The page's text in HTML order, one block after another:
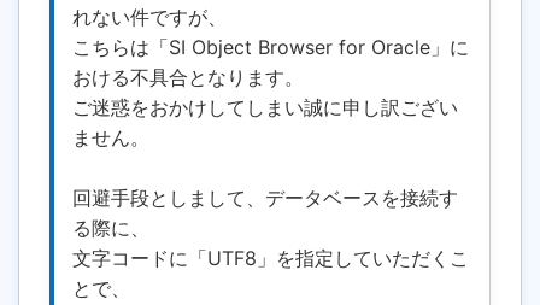
れない件ですが、
こちらは「SI Object Browser for Oracle」に
おける不具合となります。
ご迷惑をおかけしてしまい誠に申し訳ござい
ません。
回避手段としまして、データベースを接続す
る際に、
文字コードに「UTF8」を指定していただくこ
とで、